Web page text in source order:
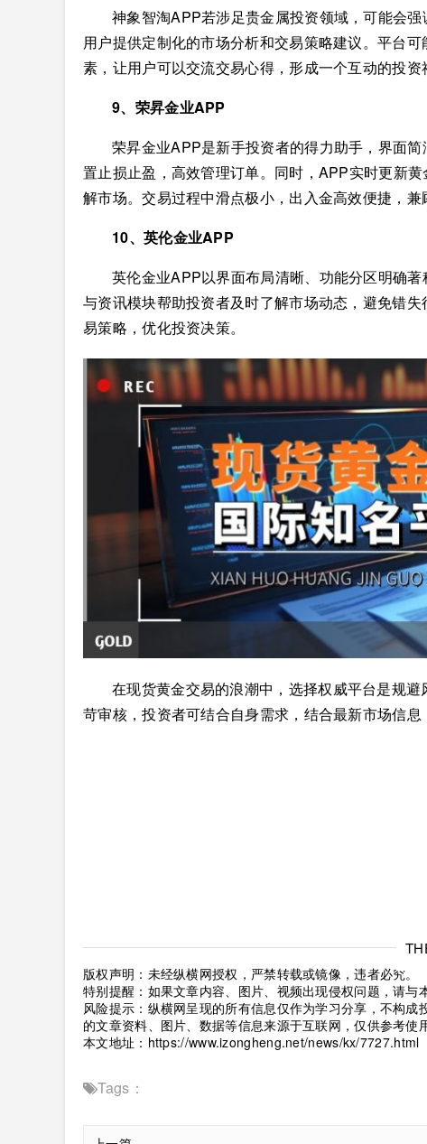
神象智淘APP若涉足贵金属投资领域，可能会
用户提供定制化的市场分析和交易策略建议。平台
素，让用户可以交流交易心得，形成一个互动的投资
9、荣昇金业APP
荣昇金业APP是新手投资者的得力助手，界面
置止损止盈，高效管理订单。同时，APP实时更新
解市场。交易过程中滑点极小，出入金高效便捷，兼
10、英伦金业APP
英伦金业APP以界面布局清晰、功能分区明确
与资讯模块帮助投资者及时了解市场动态，避免错
易策略，优化投资决策。
在现货黄金交易的浪潮中，选择权威平台是规
苛审核，投资者可结合自身需求，结合最新市场信息
版权声明：未经纵横网授权，严禁转载或镜像，违者必究。
特别提醒：如果文章内容、图片、视频出现侵权问题，请与
风险提示：纵横网呈现的所有信息仅作为学习分享，不构
的文章资料、图片、数据等信息来源于互联网，仅供参考使
本文地址： https://www.izongheng.net/news/kx/7727.html
Tags：